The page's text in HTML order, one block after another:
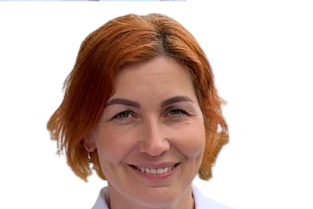
Cookies, ktoré používame
Technické a nevyhnutné cookies
Analytické a marketingové cookies
Reklamné úložisko
Reklamné používateľské dáta
Personalizácia reklám
Povoliť vybrané
Odmietnuť